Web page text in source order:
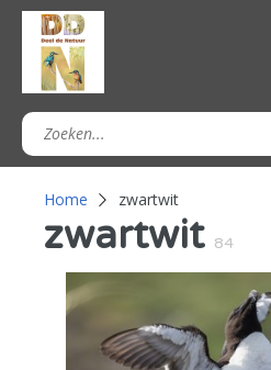
Home zwartwit
zwartwit 84